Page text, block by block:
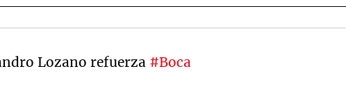
Lozano refuerza #Boca